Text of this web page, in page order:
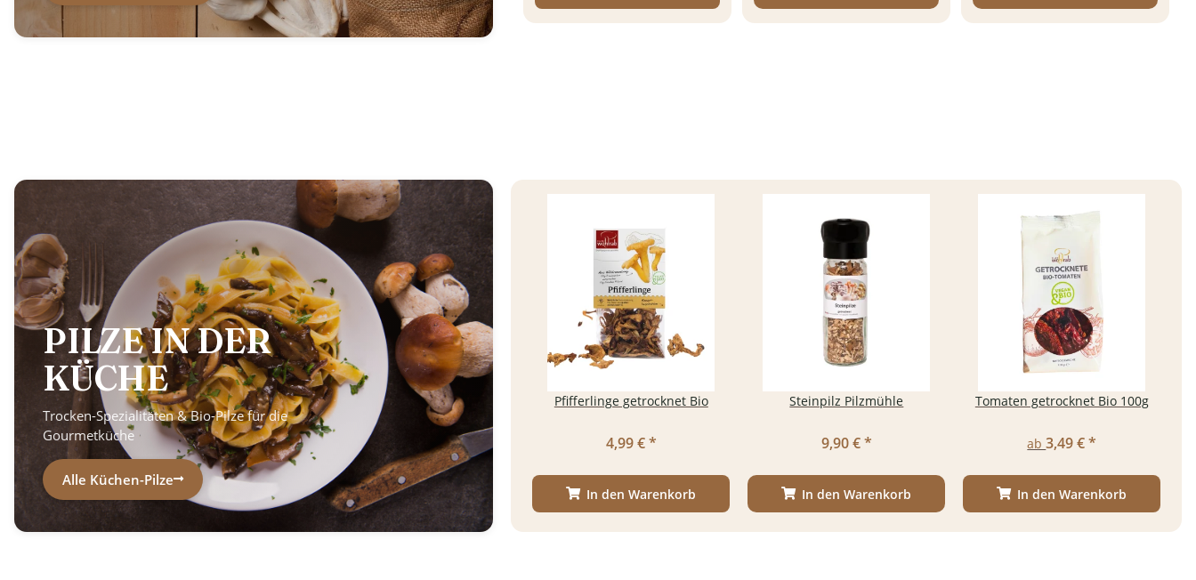
PILZE IN DER
KÜCHE
Trocken-Spezialitäten & Bio-Pilze für die
Gourmetküche
Alle Küchen-Pilze
Pfifferlinge getrocknet Bio
4,99 €*
In den Warenkorb
Steinpilz Pilzmühle
9,90 €*
In den Warenkorb
Tomaten getrocknet Bio 100g
ab3,49 €*
In den Warenkorb